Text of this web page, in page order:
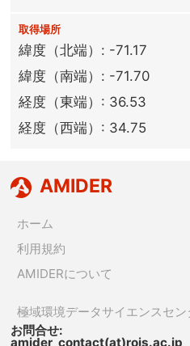
取得場所
緯度（北端）: -71.17
緯度（南端）: -71.70
経度（東端）: 36.53
経度（西端）: 34.75
AMIDER
ホーム
利用規約
AMIDERについて
極域環境データサイエンスセン
お問合せ:
amider_contact(at)rois.ac.jp